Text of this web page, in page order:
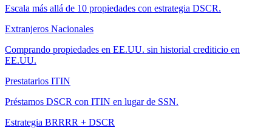
Escala más allá de 10 propiedades con estrategia DSCR.
Extranjeros Nacionales
Comprando propiedades en EE.UU. sin historial crediticio en
EE.UU.
Prestatarios ITIN
Préstamos DSCR con ITIN en lugar de SSN.
Estrategia BRRRR + DSCR